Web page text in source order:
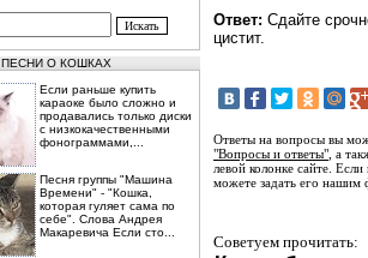
ПЕСНИ О КОШКАХ
Если раньше купить
караоке было сложно и
продавались только диски
с низкокачественными
фонограммами,...
Песня группы "Машина
Времени" - "Кошка,
которая гуляет сама по
себе". Слова Андрея
Макаревича Если сто...
Ответ: Сдайте
цистит.
Ответы на вопросы вы
"Вопросы и ответы" , а
левой колонке сайте.
можете задать его
Советуем прочитать: